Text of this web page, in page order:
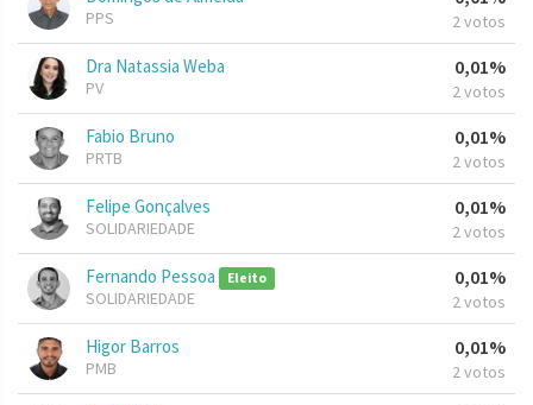
PPS 2 votos
Dra Natassia Weba
PV
0,01%
2 votos
Fabio Bruno
PRTB
0,01%
2 votos
Felipe Gonçalves
SOLIDARIEDADE
0,01%
2 votos
Fernando Pessoa Eleito
SOLIDARIEDADE
0,01%
2 votos
Higor Barros
PMB
0,01%
2 votos